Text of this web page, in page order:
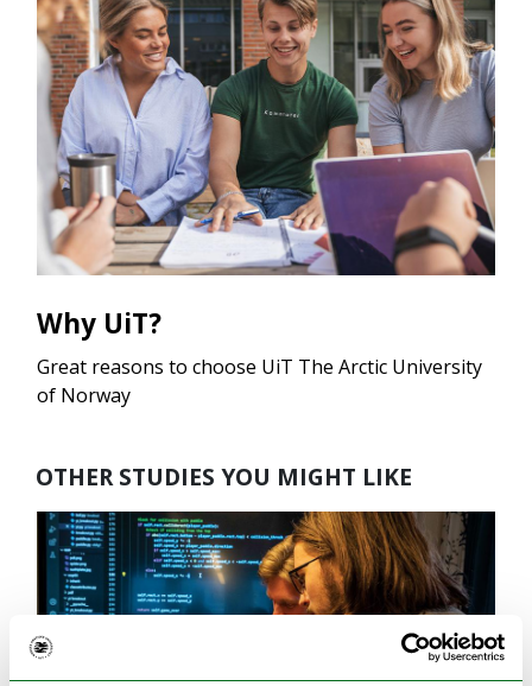
Why UiT?
Great reasons to choose UiT The Arctic University
of Norway
OTHER STUDIES YOU MIGHT LIKE